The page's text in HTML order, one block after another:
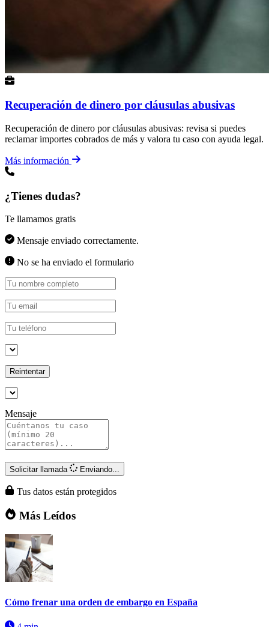
Recuperación de dinero por cláusulas abusivas
Recuperación de dinero por cláusulas abusivas: revisa si puedes
reclamar importes cobrados de más y valora tu caso con ayuda legal.
Más información
¿Tienes dudas?
Te llamamos gratis
Mensaje enviado correctamente.
No se ha enviado el formulario
Reintentar
Mensaje
Solicitar llamada Enviando...
Tus datos están protegidos
Más Leídos
Cómo frenar una orden de embargo en España